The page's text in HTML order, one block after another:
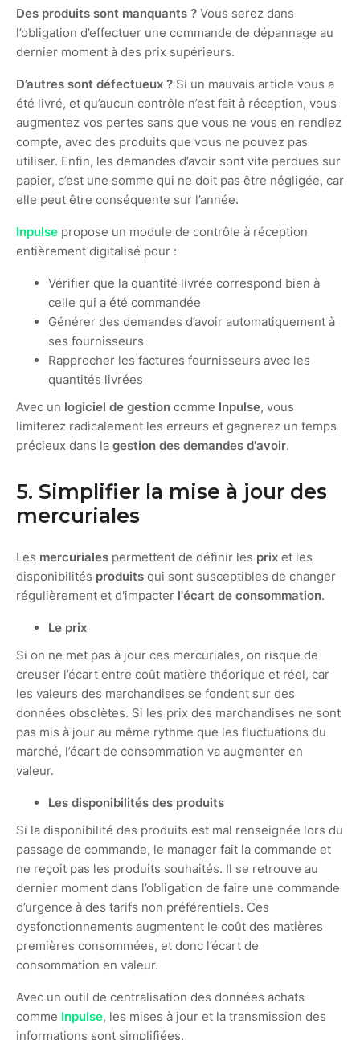
Des produits sont manquants ? Vous serez dans
l’obligation d’effectuer une commande de dépannage au
dernier moment à des prix supérieurs.
D’autres sont défectueux ? Si un mauvais article vous a
été livré, et qu’aucun contrôle n’est fait à réception, vous
augmentez vos pertes sans que vous ne vous en rendiez
compte, avec des produits que vous ne pouvez pas
utiliser. Enfin, les demandes d’avoir sont vite perdues sur
papier, c’est une somme qui ne doit pas être négligée, car
elle peut être conséquente sur l’année.
Inpulse propose un module de contrôle à réception
entièrement digitalisé pour :
Vérifier que la quantité livrée correspond bien à
celle qui a été commandée
Générer des demandes d’avoir automatiquement à
ses fournisseurs
Rapprocher les factures fournisseurs avec les
quantités livrées
Avec un logiciel de gestion comme Inpulse, vous
limiterez radicalement les erreurs et gagnerez un temps
précieux dans la gestion des demandes d'avoir.
5. Simplifier la mise à jour des
mercuriales
Les mercuriales permettent de définir les prix et les
disponibilités produits qui sont susceptibles de changer
régulièrement et d'impacter l'écart de consommation.
Le prix
Si on ne met pas à jour ces mercuriales, on risque de
creuser l’écart entre coût matière théorique et réel, car
les valeurs des marchandises se fondent sur des
données obsolètes. Si les prix des marchandises ne sont
pas mis à jour au même rythme que les fluctuations du
marché, l’écart de consommation va augmenter en
valeur.
Les disponibilités des produits
Si la disponibilité des produits est mal renseignée lors du
passage de commande, le manager fait la commande et
ne reçoit pas les produits souhaités. Il se retrouve au
dernier moment dans l’obligation de faire une commande
d’urgence à des tarifs non préférentiels. Ces
dysfonctionnements augmentent le coût des matières
premières consommées, et donc l’écart de
consommation en valeur.
Avec un outil de centralisation des données achats
comme Inpulse, les mises à jour et la transmission des
informations sont simplifiées.